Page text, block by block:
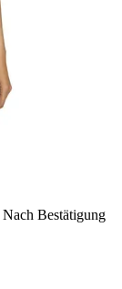
Nach Bestätigung